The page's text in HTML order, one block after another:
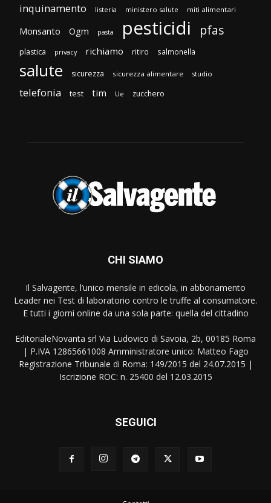
inquinamento listeria ministero salute miti alimentari
Monsanto Ogm pasta pesticidi pfas
plastica privacy richiamo ritiro salmonella
salute sicurezza sicurezza alimentare studio
telefonia test tim Ue zucchero
CHI SIAMO
Il Salvagente, l’unico mensile in edicola, in abbonamento
Leader nei Test di laboratorio contro le truffe al consumatore.
E tutti i giorni online da una sola parte: quella del cittadino
EditorialeNovanta srl Via Ludovico di Savoia, 2b, 00185 Roma
| P.IVA 12865661008 Amministratore unico: Matteo Fago
Registrazione Tribunale di Roma: 149/2015 del 24.07.2015 |
Iscrizione ROC: n. 25400 del 12.03.2015
SEGUICI